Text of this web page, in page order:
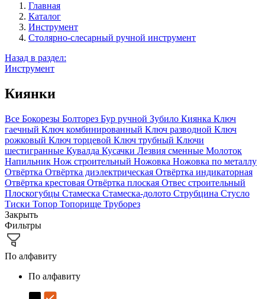
Главная
Каталог
Инструмент
Столярно-слесарный ручной инструмент
Назад в раздел:
Инструмент
Киянки
Все Бокорезы Болторез Бур ручной Зубило Киянка Ключ
гаечный Ключ комбинированный Ключ разводной Ключ
рожковый Ключ торцевой Ключ трубный Ключи
шестигранные Кувалда Кусачки Лезвия сменные Молоток
Напильник Нож строительный Ножовка Ножовка по металлу
Отвёртка Отвёртка диэлектрическая Отвёртка индикаторная
Отвёртка крестовая Отвёртка плоская Отвес строительный
Плоскогубцы Стамеска Стамеска-долото Струбцина Стусло
Тиски Топор Топорище Труборез
Закрыть
Фильтры
По алфавиту
По алфавиту